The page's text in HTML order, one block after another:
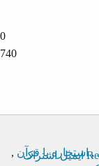
0
740
ایمیل اشتراک , استخاره با قرآن ,